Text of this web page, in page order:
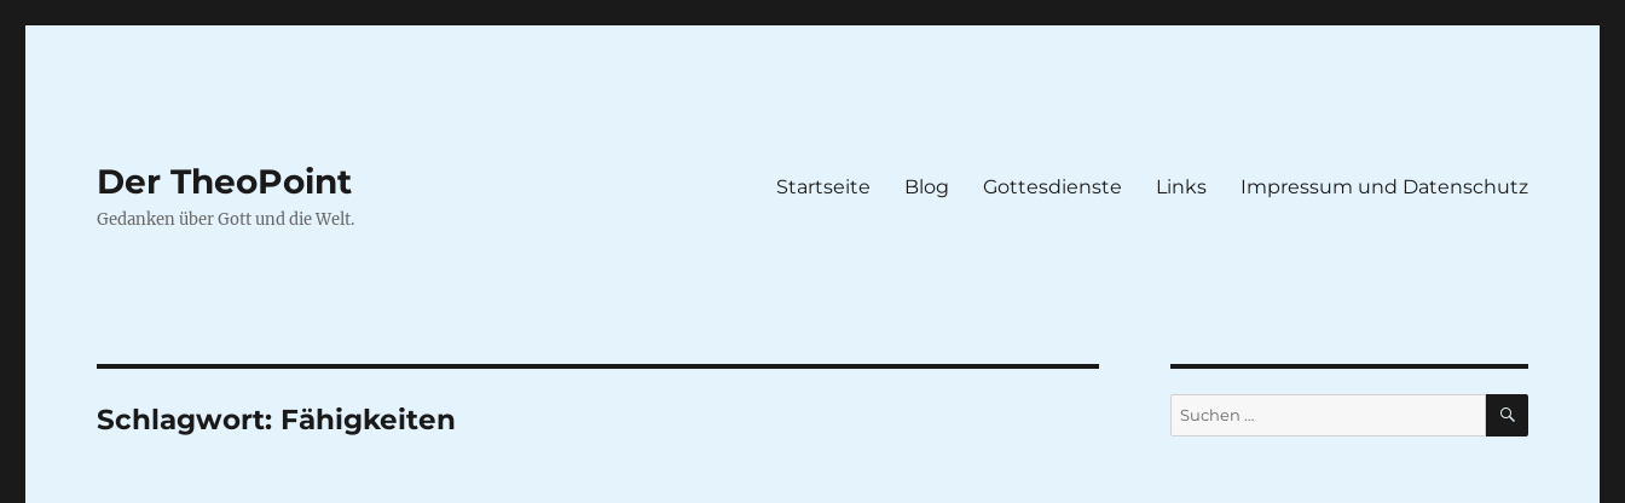
Der TheoPoint
Gedanken über Gott und die Welt.
Startseite Blog Gottesdienste Links Impressum und Datenschutz
Schlagwort: Fähigkeiten
Suche
nach:
SUCHEN